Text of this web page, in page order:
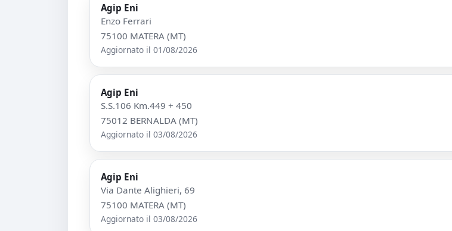
Agip Eni
Enzo Ferrari
75100 MATERA (MT)
Aggiornato il 01/08/2026
Agip Eni
S.S.106 Km.449 + 450
75012 BERNALDA (MT)
Aggiornato il 03/08/2026
Agip Eni
Via Dante Alighieri, 69
75100 MATERA (MT)
Aggiornato il 03/08/2026